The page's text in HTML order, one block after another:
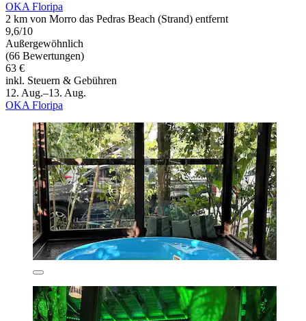
OKA Floripa
2 km von Morro das Pedras Beach (Strand) entfernt
9,6/10
Außergewöhnlich
(66 Bewertungen)
63 €
inkl. Steuern & Gebühren
12. Aug.–13. Aug.
OKA Floripa